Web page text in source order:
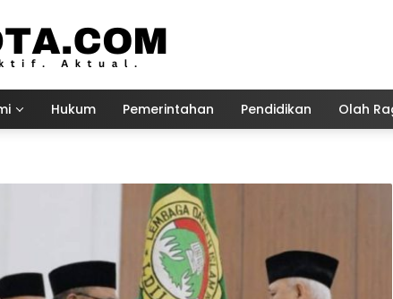
Hukum Pemerintahan Pendidikan Olah